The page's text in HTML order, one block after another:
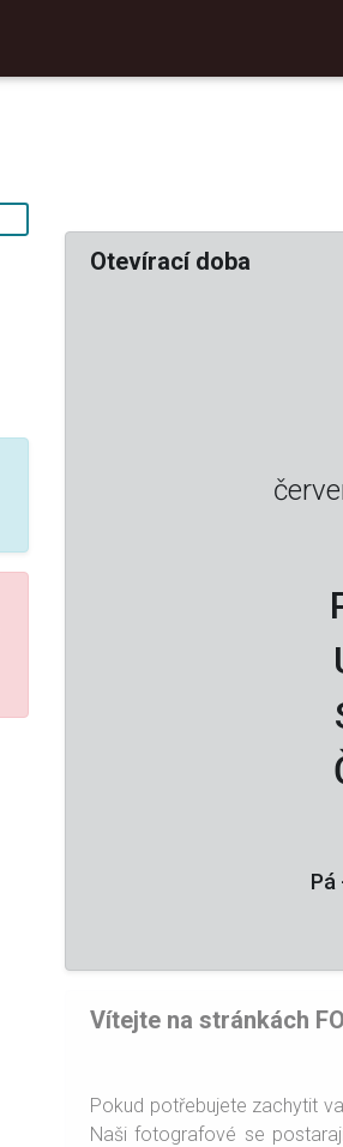
Otevírací doba
Pá
Vítejte na stránkách
Pokud potřebujete zachytit
Naši fotografové se